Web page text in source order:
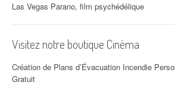
Las Vegas Parano, film psychédélique
Visitez notre boutique Cinéma
Création de Plans d’Évacuation Incendie
Gratuit